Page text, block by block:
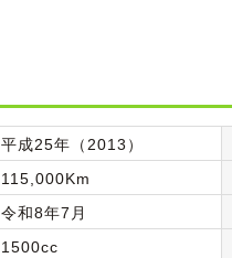
平成25年（2013）
115,000Km
令和8年7月
1500cc